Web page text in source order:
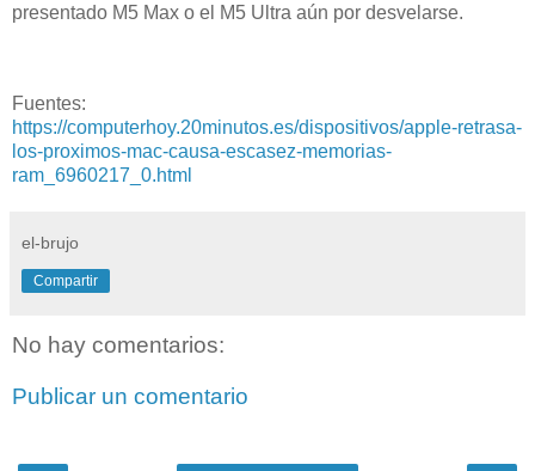
presentado M5 Max o el M5 Ultra aún por desvelarse.
Fuentes:
https://computerhoy.20minutos.es/dispositivos/apple-retrasa-
los-proximos-mac-causa-escasez-memorias-
ram_6960217_0.html
el-brujo
Compartir
No hay comentarios:
Publicar un comentario